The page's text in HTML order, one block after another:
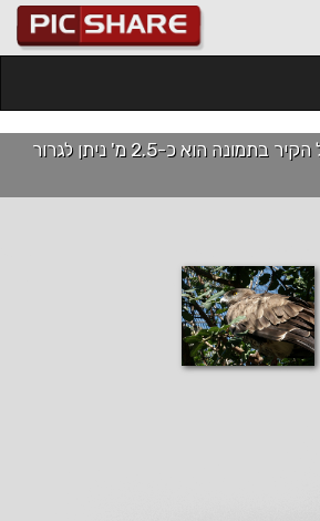
להמחשה בלבד - גודל הקיר בתמונה הוא כ-2.5 מ' ניתן לגרור